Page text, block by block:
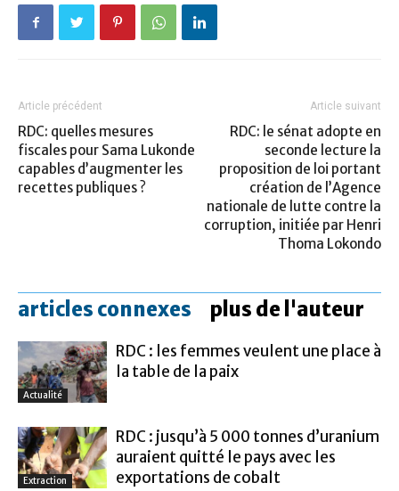
Article précédent
RDC: quelles mesures
fiscales pour Sama Lukonde
capables d’augmenter les
recettes publiques ?
Article suivant
RDC: le sénat adopte en
seconde lecture la
proposition de loi portant
création de l’Agence
nationale de lutte contre la
corruption, initiée par Henri
Thoma Lokondo
articles connexes plus de l'auteur
Actualité
RDC : les femmes veulent une place à
la table de la paix
Extraction
RDC : jusqu’à 5 000 tonnes d’uranium
auraient quitté le pays avec les
exportations de cobalt